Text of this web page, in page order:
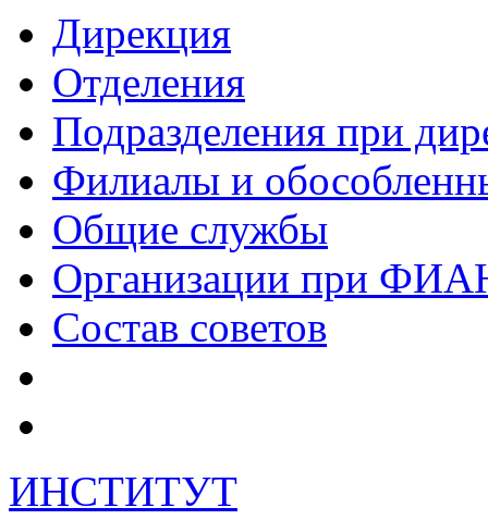
Дирекция
Отделения
Подразделения при
Филиалы и
Общие службы
Организации при
Состав советов
ИНСТИТУТ